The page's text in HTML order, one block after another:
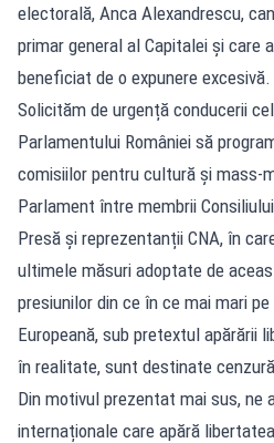
electorală, Anca Alexandrescu,
primar general al Capitalei și care
beneficiat de o expunere excesivă.
Solicităm de urgență conducerii
Parlamentului României să
comisiilor pentru cultură și mass-
Parlament între membrii
Presă și reprezentanții CNA, în
ultimele măsuri adoptate de
presiunilor din ce în ce mai mari
Europeană, sub pretextul apărării
în realitate, sunt destinate
Din motivul prezentat mai sus, ne
internaționale care apără